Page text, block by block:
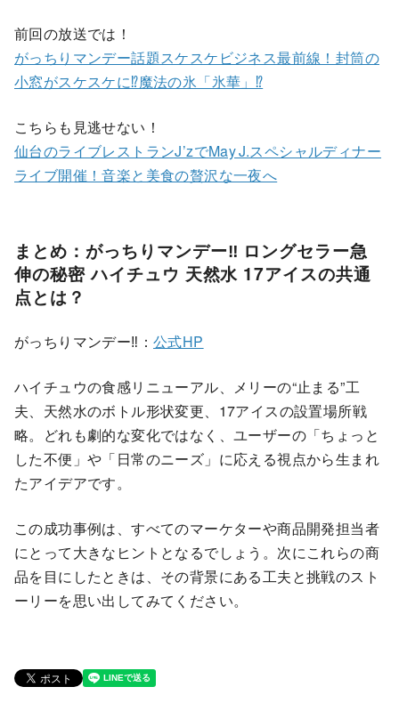
前回の放送では！
がっちりマンデー話題スケスケビジネス最前線！封筒の
小窓がスケスケに⁉魔法の氷「氷華」⁉
こちらも見逃せない！
仙台のライブレストランJ’zでMay J.​スペシャルディナー
ライブ開催！音楽と美食の贅沢な一夜へ
まとめ：がっちりマンデー‼ ロングセラー急
伸の秘密 ハイチュウ 天然水 17アイスの共通
点とは？
がっちりマンデー‼： 公式HP
ハイチュウの食感リニューアル、メリーの“止まる”工
夫、天然水のボトル形状変更、17アイスの設置場所戦
略。どれも劇的な変化ではなく、ユーザーの「ちょっと
した不便」や「日常のニーズ」に応える視点から生まれ
たアイデアです。
この成功事例は、すべてのマーケターや商品開発担当者
にとって大きなヒントとなるでしょう。次にこれらの商
品を目にしたときは、その背景にある工夫と挑戦のスト
ーリーを思い出してみてください。